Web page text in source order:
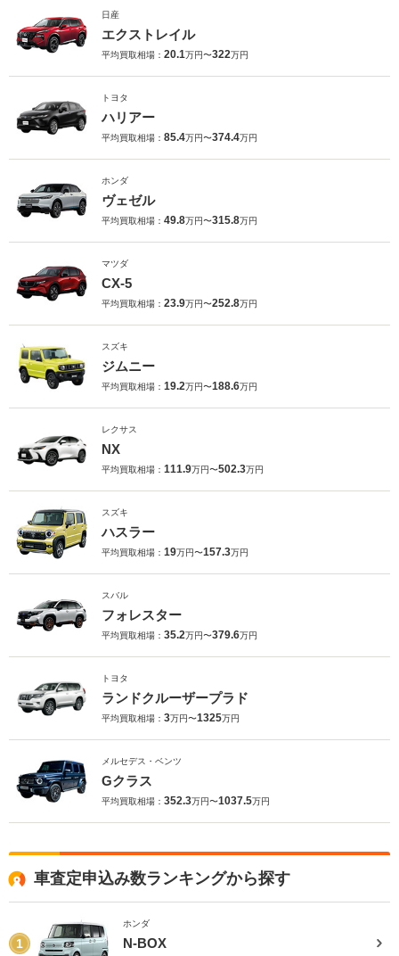
日産
エクストレイル
平均買取相場： 20.1万円〜322万円
トヨタ
ハリアー
平均買取相場： 85.4万円〜374.4万円
ホンダ
ヴェゼル
平均買取相場： 49.8万円〜315.8万円
マツダ
CX-5
平均買取相場： 23.9万円〜252.8万円
スズキ
ジムニー
平均買取相場： 19.2万円〜188.6万円
レクサス
NX
平均買取相場： 111.9万円〜502.3万円
スズキ
ハスラー
平均買取相場： 19万円〜157.3万円
スバル
フォレスター
平均買取相場： 35.2万円〜379.6万円
トヨタ
ランドクルーザープラド
平均買取相場： 3万円〜1325万円
メルセデス・ベンツ
Gクラス
平均買取相場： 352.3万円〜1037.5万円
車査定申込み数ランキングから探す
1
ホンダ
N-BOX